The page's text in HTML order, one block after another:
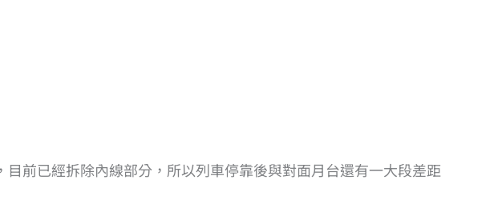
目前已經拆除內線部分，所以列車停靠後與對面月台還有一大段差距